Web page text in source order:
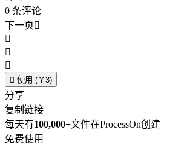
0 条评论
下一页



 使用 (￥3)
分享
复制链接
每天有100,000+文件在ProcessOn创建
免费使用